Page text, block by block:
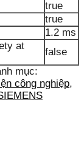
true
true
1.2 ms
at
false
mục:
công nghiệp,